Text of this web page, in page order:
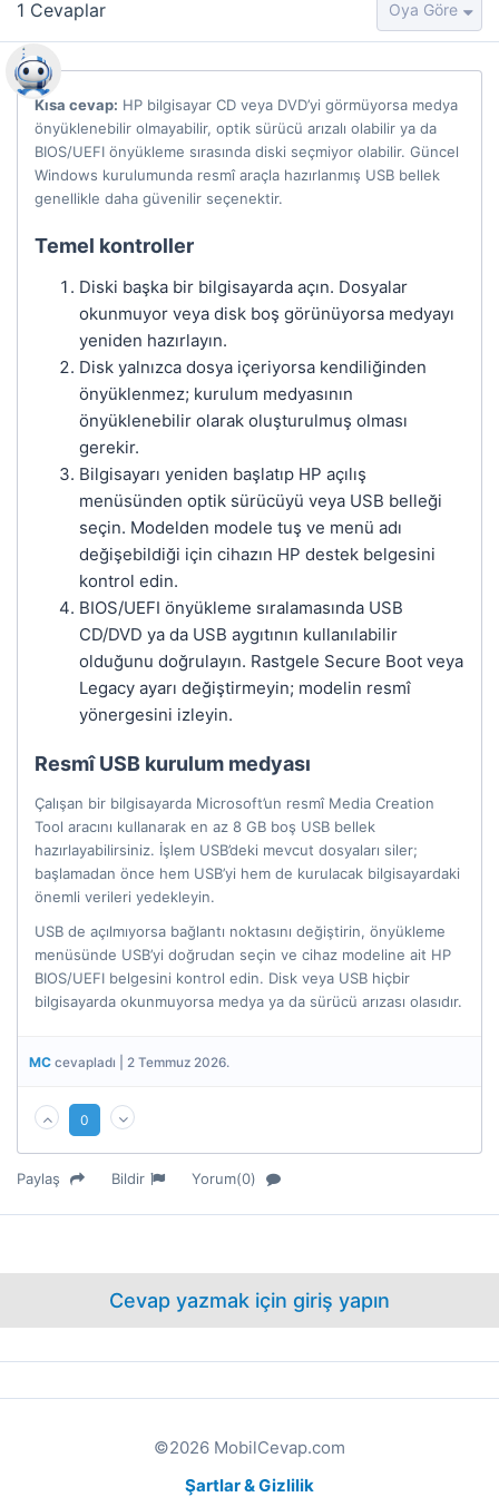
1 Cevaplar
Kısa cevap: HP bilgisayar CD veya DVD’yi görmüyorsa medya
önyüklenebilir olmayabilir, optik sürücü arızalı olabilir ya da
BIOS/UEFI önyükleme sırasında diski seçmiyor olabilir. Güncel
Windows kurulumunda resmî araçla hazırlanmış USB bellek
genellikle daha güvenilir seçenektir.
Temel kontroller
Diski başka bir bilgisayarda açın. Dosyalar
okunmuyor veya disk boş görünüyorsa medyayı
yeniden hazırlayın.
Disk yalnızca dosya içeriyorsa kendiliğinden
önyüklenmez; kurulum medyasının
önyüklenebilir olarak oluşturulmuş olması
gerekir.
Bilgisayarı yeniden başlatıp HP açılış
menüsünden optik sürücüyü veya USB belleği
seçin. Modelden modele tuş ve menü adı
değişebildiği için cihazın HP destek belgesini
kontrol edin.
BIOS/UEFI önyükleme sıralamasında USB
CD/DVD ya da USB aygıtının kullanılabilir
olduğunu doğrulayın. Rastgele Secure Boot veya
Legacy ayarı değiştirmeyin; modelin resmî
yönergesini izleyin.
Resmî USB kurulum medyası
Çalışan bir bilgisayarda Microsoft’un resmî Media Creation
Tool aracını kullanarak en az 8 GB boş USB bellek
hazırlayabilirsiniz. İşlem USB’deki mevcut dosyaları siler;
başlamadan önce hem USB’yi hem de kurulacak bilgisayardaki
önemli verileri yedekleyin.
USB de açılmıyorsa bağlantı noktasını değiştirin, önyükleme
menüsünde USB’yi doğrudan seçin ve cihaz modeline ait HP
BIOS/UEFI belgesini kontrol edin. Disk veya USB hiçbir
bilgisayarda okunmuyorsa medya ya da sürücü arızası olasıdır.
MC cevapladı | 2 Temmuz 2026.
0
Paylaş Bildir Yorum(0)
Cevap yazmak için giriş yapın
©2026 MobilCevap.com
Şartlar & Gizlilik